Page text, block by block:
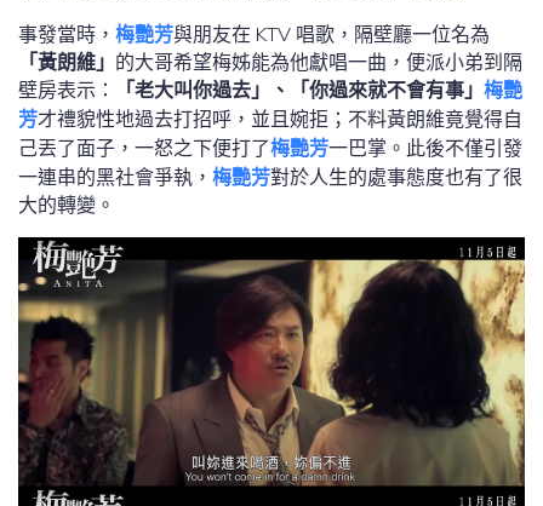
事發當時， 梅艷芳與朋友在 KTV 唱歌，隔壁廳一位名為
「黃朗維」 的大哥希望梅姊能為他獻唱一曲，便派小弟到隔
壁房表示：
「老大叫你過去」、「你過來就不會有事」 梅艷
芳才禮貌性地過去打招呼，並且婉拒；不料黃朗維竟覺得自
己丟了面子，一怒之下便打了梅艷芳一巴掌。此後不僅引發
一連串的黑社會爭執， 梅艷芳對於人生的處事態度也有了很
大的轉變。